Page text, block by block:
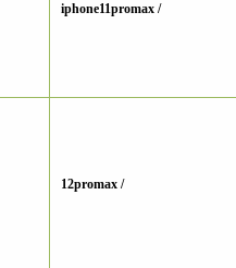
iphone11promax /
12promax /